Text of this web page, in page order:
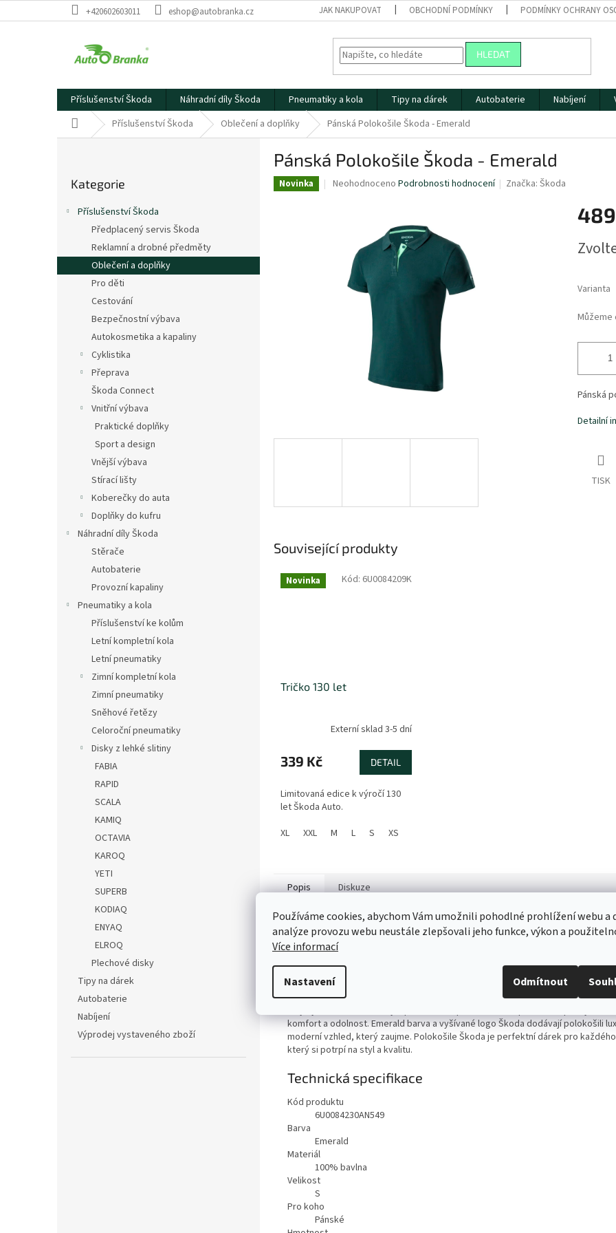
Používáme cookies, abychom Vám umožnili pohodlné prohlížení webu a
analýze provozu webu neustále zlepšovali jeho funkce, výkon a
Více informací
Nastavení Odmítnout
na
+420602603011 eshop@autobranka.cz JAK NAKUPOVAT OBCHODNÍ PODMÍNKY PODMÍNKY OCHRANY
HLEDAT
Příslušenství Škoda Náhradní díly Škoda Pneumatiky a kola Tipy na dárek Autobaterie Nabíjení
Domů Příslušenství Škoda Oblečení a doplňky Pánská Polokošile Škoda - Emerald
kategorie
Kategorie
Příslušenství Škoda
Předplacený servis Škoda
Reklamní a drobné předměty
Oblečení a doplňky
Pro děti
Cestování
Bezpečnostní výbava
Autokosmetika a kapaliny
Cyklistika
Přeprava
Škoda Connect
Vnitřní výbava
Praktické doplňky
Sport a design
Vnější výbava
Stírací lišty
Koberečky do auta
Doplňky do kufru
Náhradní díly Škoda
Stěrače
Autobaterie
Provozní kapaliny
Pneumatiky a kola
Příslušenství ke kolům
Letní kompletní kola
Letní pneumatiky
Zimní kompletní kola
Zimní pneumatiky
Sněhové řetězy
Celoroční pneumatiky
Disky z lehké slitiny
FABIA
RAPID
SCALA
KAMIQ
OCTAVIA
KAROQ
YETI
SUPERB
KODIAQ
ENYAQ
ELROQ
Plechové disky
Tipy na dárek
Autobaterie
Nabíjení
Výprodej vystaveného zboží
Pánská Polokošile Škoda - Emerald
Novinka
Průměrné
hvězdiček.
Neohodnoceno Podrobnosti hodnocení Značka:Škoda
cena:
Varianta
Pánská
Detailní
TISK
Související produkty
Novinka
Tričko 130 let
Externí sklad 3-5 dní
339 Kč DETAIL
Limitovaná edice k výročí 130
let Škoda Auto.
XL
XXL M L S XS
Kód: 6U0084209K
Popis Diskuze
Detailní popis produktu
polokošile nabízí maximální komfort a styl, který ocení každý muž. S vyšívaným
Škoda na rukávu je tato polokošile ideální volbou pro milovníky značky, kteří
skvěle za každé situace.
komfort a odolnost. Emerald barva a vyšívané logo Škoda dodávají polokošili
moderní vzhled, který zaujme. Polokošile Škoda je perfektní dárek pro
který si potrpí na styl a kvalitu.
Technická specifikace
Kód produktu
6U0084230AN549
Barva
Emerald
Materiál
100% bavlna
Velikost
S
Pro koho
Pánské